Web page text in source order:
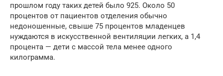
прошлом году таких детей было 925. Около 50
процентов от пациентов отделения обычно
недоношенные, свыше 75 процентов младенцев
нуждаются в искусственной вентиляции легких, а 1,4
процента — дети с массой тела менее одного
килограмма.